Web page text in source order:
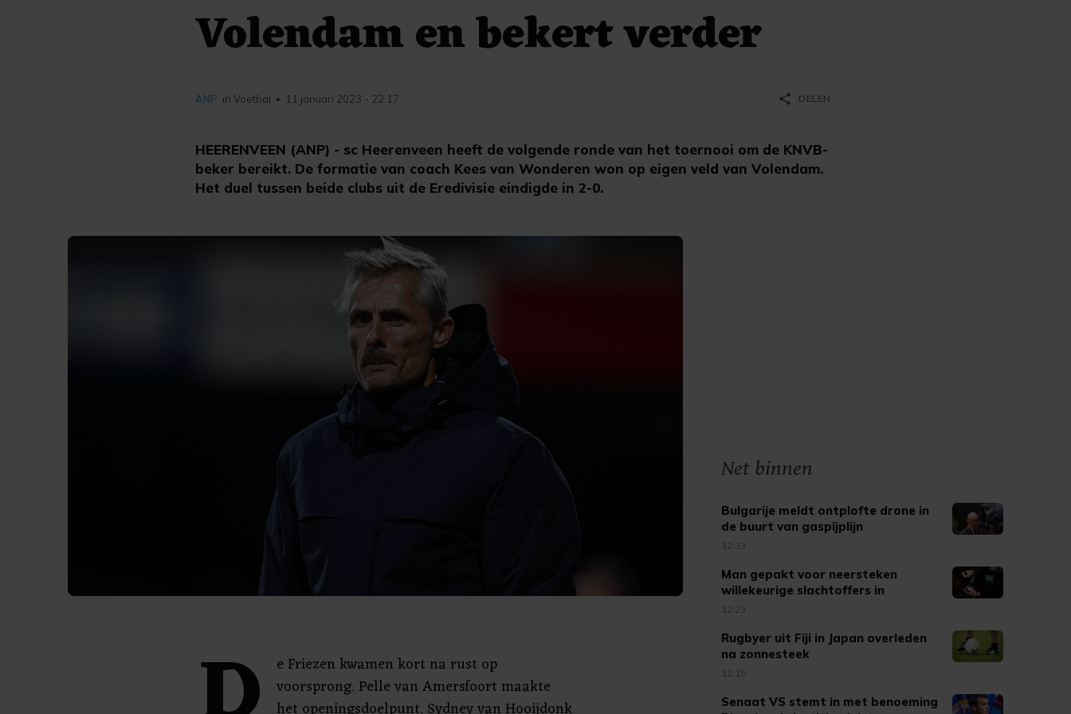
Volendam en bekert verder
HEERENVEEN (ANP) - sc Heerenveen heeft de volgende ronde van het toernooi om de KNVB-
beker bereikt. De formatie van coach Kees van Wonderen won op eigen veld van Volendam.
Het duel tussen beide clubs uit de Eredivisie eindigde in 2-0.
ANP in Voetbal • 11 januari 2023 - 22:17 share DELEN
e Friezen kwamen kort na rust op
voorsprong. Pelle van Amersfoort maakte
Net binnen
Bulgarije meldt ontplofte drone in
de buurt van gaspijplijn
12:33
Man gepakt voor neersteken
willekeurige slachtoffers in
Rotterdam
12:23
Rugbyer uit Fiji in Japan overleden
na zonnesteek
12:15
Senaat VS stemt in met benoeming